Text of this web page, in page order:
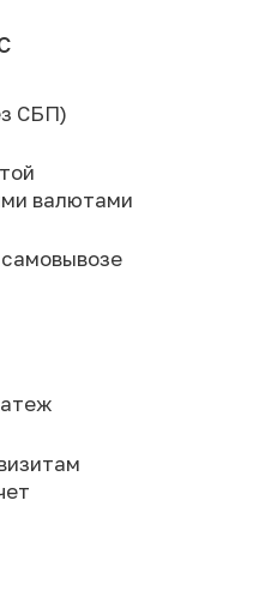
СБП)
валютами